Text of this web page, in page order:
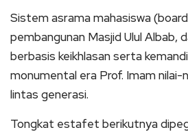
Sistem asrama mahasiswa
pembangunan Masjid Ulul Albab,
berbasis keikhlasan serta
monumental era Prof. Imam nilai-
lintas generasi.
Tongkat estafet berikutnya